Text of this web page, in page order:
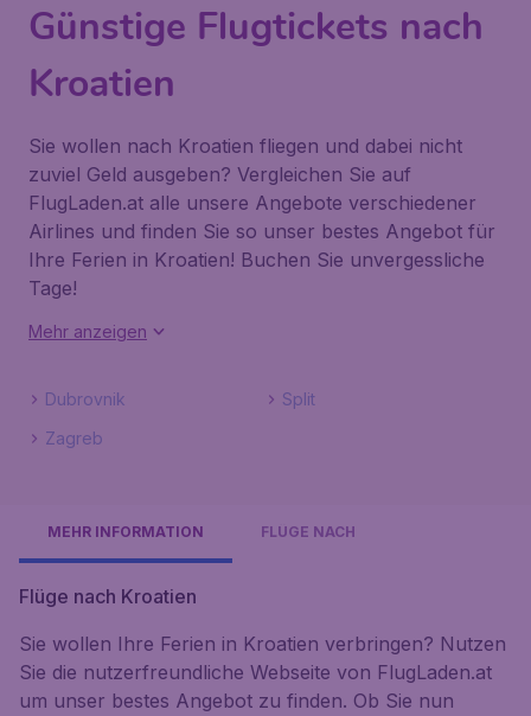
Günstige Flugtickets nach
Kroatien
Sie wollen nach Kroatien fliegen und dabei nicht
zuviel Geld ausgeben? Vergleichen Sie auf
FlugLaden.at alle unsere Angebote verschiedener
Airlines und finden Sie so unser bestes Angebot für
Ihre Ferien in Kroatien! Buchen Sie unvergessliche
Tage!
Mehr anzeigen
Dubrovnik
Split
Zagreb
MEHR INFORMATION FLÜGE NACH
Flüge nach Kroatien
Sie wollen Ihre Ferien in Kroatien verbringen? Nutzen
Sie die nutzerfreundliche Webseite von FlugLaden.at
um unser bestes Angebot zu finden. Ob Sie nun